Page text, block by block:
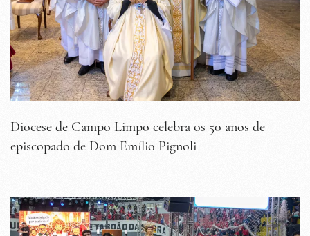
Diocese de Campo Limpo celebra os 50 anos de
episcopado de Dom Emílio Pignoli